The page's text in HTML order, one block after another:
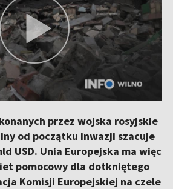
przez wojska rosyjskie
od początku inwazji szacuje
USD. Unia Europejska ma więc
pomocowy dla dotkniętego
Komisji Europejskiej na czele